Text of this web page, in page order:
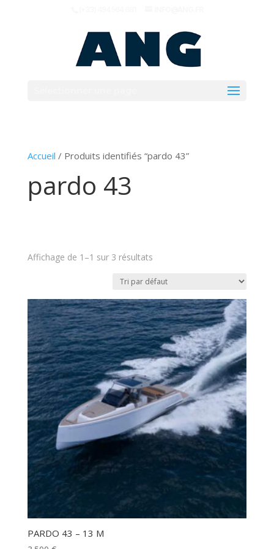
Accueil / Produits identifiés “pardo 43”
pardo 43
Affichage de 1–1 sur 3 résultats
PARDO 43 – 13 M